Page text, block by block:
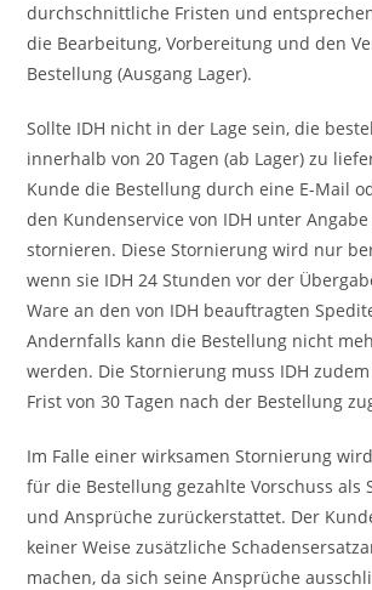
durchschnittliche Fristen und
die Bearbeitung, Vorbereitung und den
Bestellung (Ausgang Lager).
Sollte IDH nicht in der Lage sein, die
innerhalb von 20 Tagen (ab Lager) zu
Kunde die Bestellung durch eine E-Mail
den Kundenservice von IDH unter
stornieren. Diese Stornierung wird nur
wenn sie IDH 24 Stunden vor der
Ware an den von IDH beauftragten
Andernfalls kann die Bestellung nicht
werden. Die Stornierung muss IDH
Frist von 30 Tagen nach der Bestellung
Im Falle einer wirksamen Stornierung
für die Bestellung gezahlte Vorschuss als
und Ansprüche zurückerstattet. Der
keiner Weise zusätzliche
machen, da sich seine Ansprüche